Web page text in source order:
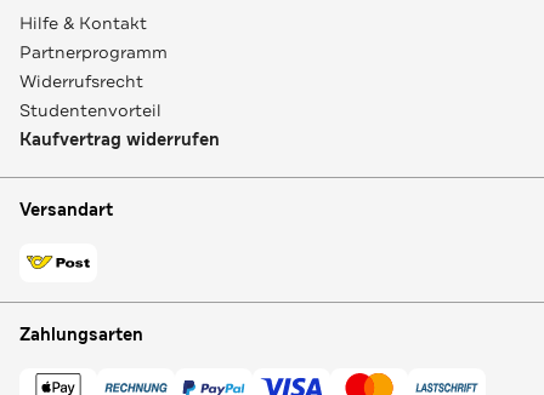
Hilfe & Kontakt
Partnerprogramm
Widerrufsrecht
Studentenvorteil
Kaufvertrag widerrufen
Versandart
Zahlungsarten